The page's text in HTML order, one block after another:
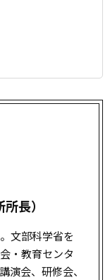
長）
文部科学省を
・教育センタ
演会、研修会、